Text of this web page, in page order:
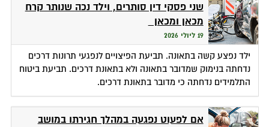
שני פסקי דין סותרים, וילד נכה שנותר קרח
מכאן ומכאן
19 ליולי 2026
ילד נפצע קשה בתאונה. תביעת הפיצויים לנפגעי תרונות דרכים
נדחתה בנימוק שמדובר בתאונה ולא בתאונת דרכים. תביעת ביטוח
התלמידים נדחתה כי מדובר בתאונת דרכים.
אם לפעוט נפגעה במהלך חגירתו במושב